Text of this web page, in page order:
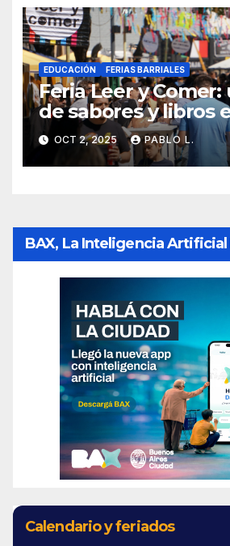
EDUCACIÓN FERIAS BARRIALES
Feria Leer y Comer:
de sabores y libros
Chacarita
OCT 2, 2025 PABLO L.
BAX, La Inteligencia Artificial
Calendario y feriados